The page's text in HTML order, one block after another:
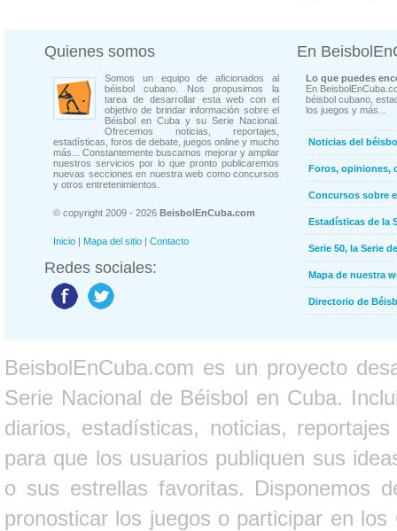
Quienes somos
Somos un equipo de aficionados al
béisbol cubano. Nos propusimos la
tarea de desarrollar esta web con el
objetivo de brindar información sobre el
Béisbol en Cuba y su Serie Nacional.
Ofrecemos noticias, reportajes,
estadísticas, foros de debate, juegos online y mucho
más... Constantemente buscamos mejorar y ampliar
nuestros servicios por lo que pronto publicaremos
nuevas secciones en nuestra web como concursos
y otros entretenimientos.
© copyright 2009 - 2026 BeisbolEnCuba.com
Inicio | Mapa del sitio | Contacto
Redes sociales:
En
Lo que puedes
En
béisbol cubano,
los juegos y más...
Noticias del
Foros, opiniones,
Concursos sobre
Estadísticas de la
Serie 50, la Serie
Mapa de nuestra
Directorio de
BeisbolEnCuba.com es un proyecto
Serie Nacional de Béisbol en Cuba.
diarios, estadísticas, noticias,
para que los usuarios publiquen sus
o sus estrellas favoritas. Disponemos
pronosticar los juegos o participar en